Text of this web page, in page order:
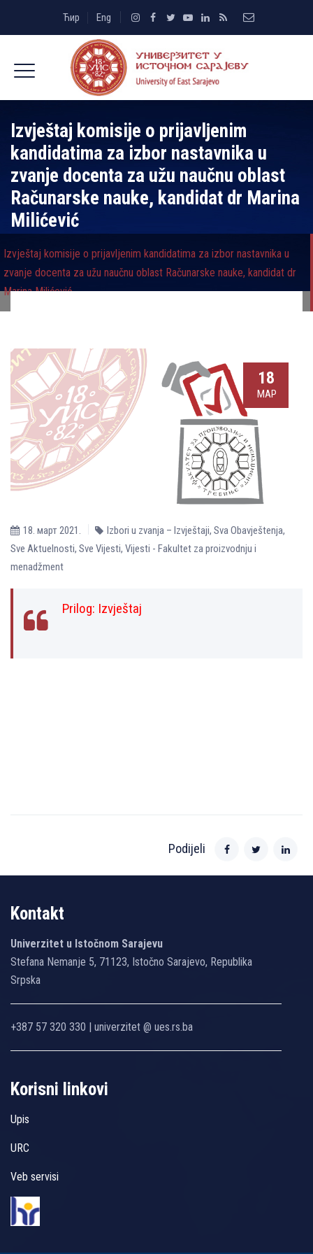
Ћир Eng
Izvještaj komisije o prijavlјenim
kandidatima za izbor nastavnika u
zvanje docenta za užu naučnu oblast
Računarske nauke, kandidat dr Marina
Milićević
Izvještaj komisije o prijavlјenim kandidatima za izbor nastavnika u
zvanje docenta za užu naučnu oblast Računarske nauke, kandidat dr
Marina Milićević
18
МАР
18. март 2021. Izbori u zvanja – Izvještaji, Sva Obavještenja,
Sve Aktuelnosti, Sve Vijesti, Vijesti - Fakultet za proizvodnju i
menadžment
Prilog: Izvještaj
Podijeli
Kontakt
Univerzitet u Istočnom Sarajevu
Stefana Nemanje 5, 71123, Istočno Sarajevo, Republika
Srpska
+387 57 320 330 | univerzitet @ ues.rs.ba
Korisni linkovi
Upis
URC
Veb servisi